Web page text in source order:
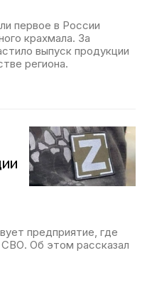
первое в России
крахмала. За
выпуск продукции
региона.
предприятие, где
Об этом рассказал